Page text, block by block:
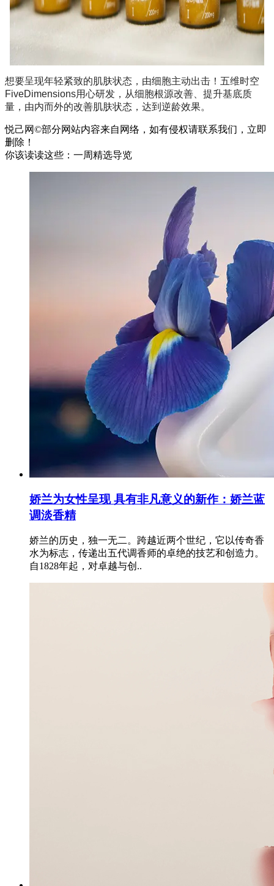
想要呈现年轻紧致的肌肤状态，由细胞主动出击！五维时空
FiveDimensions用心研发，从细胞根源改善、提升基底质
量，由内而外的改善肌肤状态，达到逆龄效果。
悦己网©部分网站内容来自网络，如有侵权请联系我们，立即
删除！
你该读读这些：一周精选导览
娇兰为女性呈现 具有非凡意义的新作：娇兰蓝
调淡香精
娇兰的历史，独一无二。跨越近两个世纪，它以传奇香
水为标志，传递出五代调香师的卓绝的技艺和创造力。
自1828年起，对卓越与创..